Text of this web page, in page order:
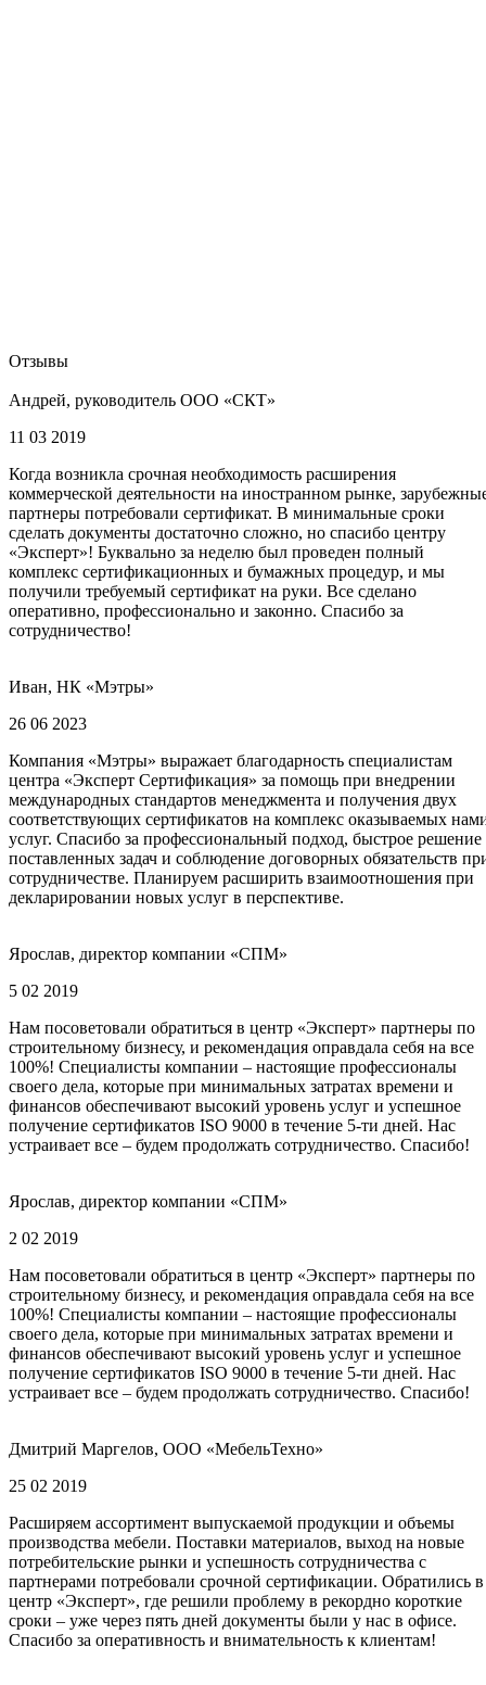
Отзывы
Андрей, руководитель ООО «СКТ»
11 03 2019
Когда возникла срочная необходимость расширения
коммерческой деятельности на иностранном рынке,
партнеры потребовали сертификат. В минимальные сроки
сделать документы достаточно сложно, но спасибо центру
«Эксперт»! Буквально за неделю был проведен полный
комплекс сертификационных и бумажных процедур, и мы
получили требуемый сертификат на руки. Все сделано
оперативно, профессионально и законно. Спасибо за
сотрудничество!
Иван, НК «Мэтры»
26 06 2023
Компания «Мэтры» выражает благодарность специалистам
центра «Эксперт Сертификация» за помощь при внедрении
международных стандартов менеджмента и получения двух
соответствующих сертификатов на комплекс оказываемых
услуг. Спасибо за профессиональный подход, быстрое решение
поставленных задач и соблюдение договорных обязательств
сотрудничестве. Планируем расширить взаимоотношения при
декларировании новых услуг в перспективе.
Ярослав, директор компании «СПМ»
5 02 2019
Нам посоветовали обратиться в центр «Эксперт» партнеры по
строительному бизнесу, и рекомендация оправдала себя на все
100%! Специалисты компании – настоящие профессионалы
своего дела, которые при минимальных затратах времени и
финансов обеспечивают высокий уровень услуг и успешное
получение сертификатов ISO 9000 в течение 5-ти дней. Нас
устраивает все – будем продолжать сотрудничество. Спасибо!
Ярослав, директор компании «СПМ»
2 02 2019
Нам посоветовали обратиться в центр «Эксперт» партнеры по
строительному бизнесу, и рекомендация оправдала себя на все
100%! Специалисты компании – настоящие профессионалы
своего дела, которые при минимальных затратах времени и
финансов обеспечивают высокий уровень услуг и успешное
получение сертификатов ISO 9000 в течение 5-ти дней. Нас
устраивает все – будем продолжать сотрудничество. Спасибо!
Дмитрий Маргелов, ООО «МебельТехно»
25 02 2019
Расширяем ассортимент выпускаемой продукции и объемы
производства мебели. Поставки материалов, выход на новые
потребительские рынки и успешность сотрудничества с
партнерами потребовали срочной сертификации. Обратились в
центр «Эксперт», где решили проблему в рекордно короткие
сроки – уже через пять дней документы были у нас в офисе.
Спасибо за оперативность и внимательность к клиентам!